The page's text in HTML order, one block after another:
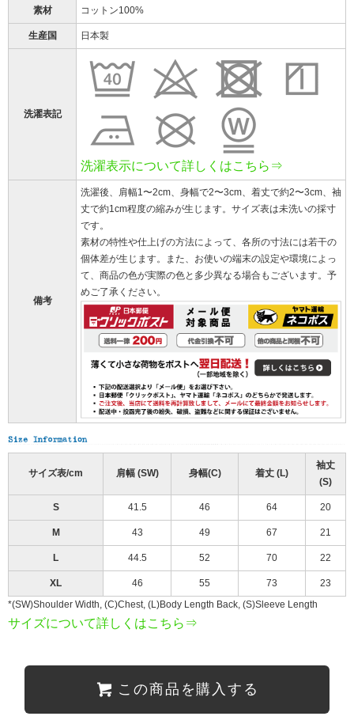
素材 コットン100%
生産国 日本製
洗濯表記
洗濯表示について詳しくはこちら⇒
備考
洗濯後、肩幅1〜2cm、身幅で2〜3cm、着丈で約2〜3cm、袖
丈で約1cm程度の縮みが生じます。サイズ表は未洗いの採寸
です。
素材の特性や仕上げの方法によって、各所の寸法には若干の
個体差が生じます。また、お使いの端末の設定や環境によっ
て、商品の色が実際の色と多少異なる場合もございます。予
めご了承ください。
サイズ表/cm 肩幅 (SW) 身幅(C) 着丈 (L)
袖丈
(S)
S 41.5 46 64 20
M 43 49 67 21
L 44.5 52 70 22
XL 46 55 73
23
*(SW)Shoulder Width, (C)Chest, (L)Body Length Back, (S)Sleeve Length
サイズについて詳しくはこちら⇒
この商品を購入する